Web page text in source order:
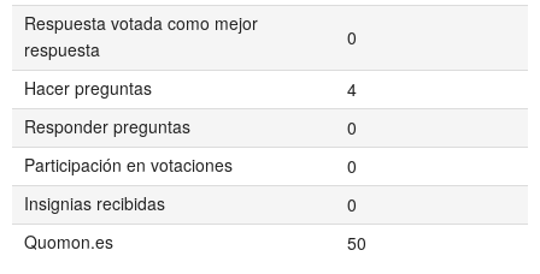
Respuesta votada como mejor
respuesta
0
Hacer preguntas
4
Responder preguntas
0
Participación en votaciones
0
Insignias recibidas
0
Quomon.es
50